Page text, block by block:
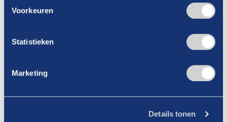
Voorkeuren
Statistieken
Marketing
Details tonen
En er zijn nog veel meer voordelen! Nieuwsgierig
enthousiast en wil je jouw stations manager(s)